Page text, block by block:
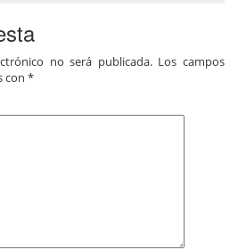
no será publicada. Los campos
con *